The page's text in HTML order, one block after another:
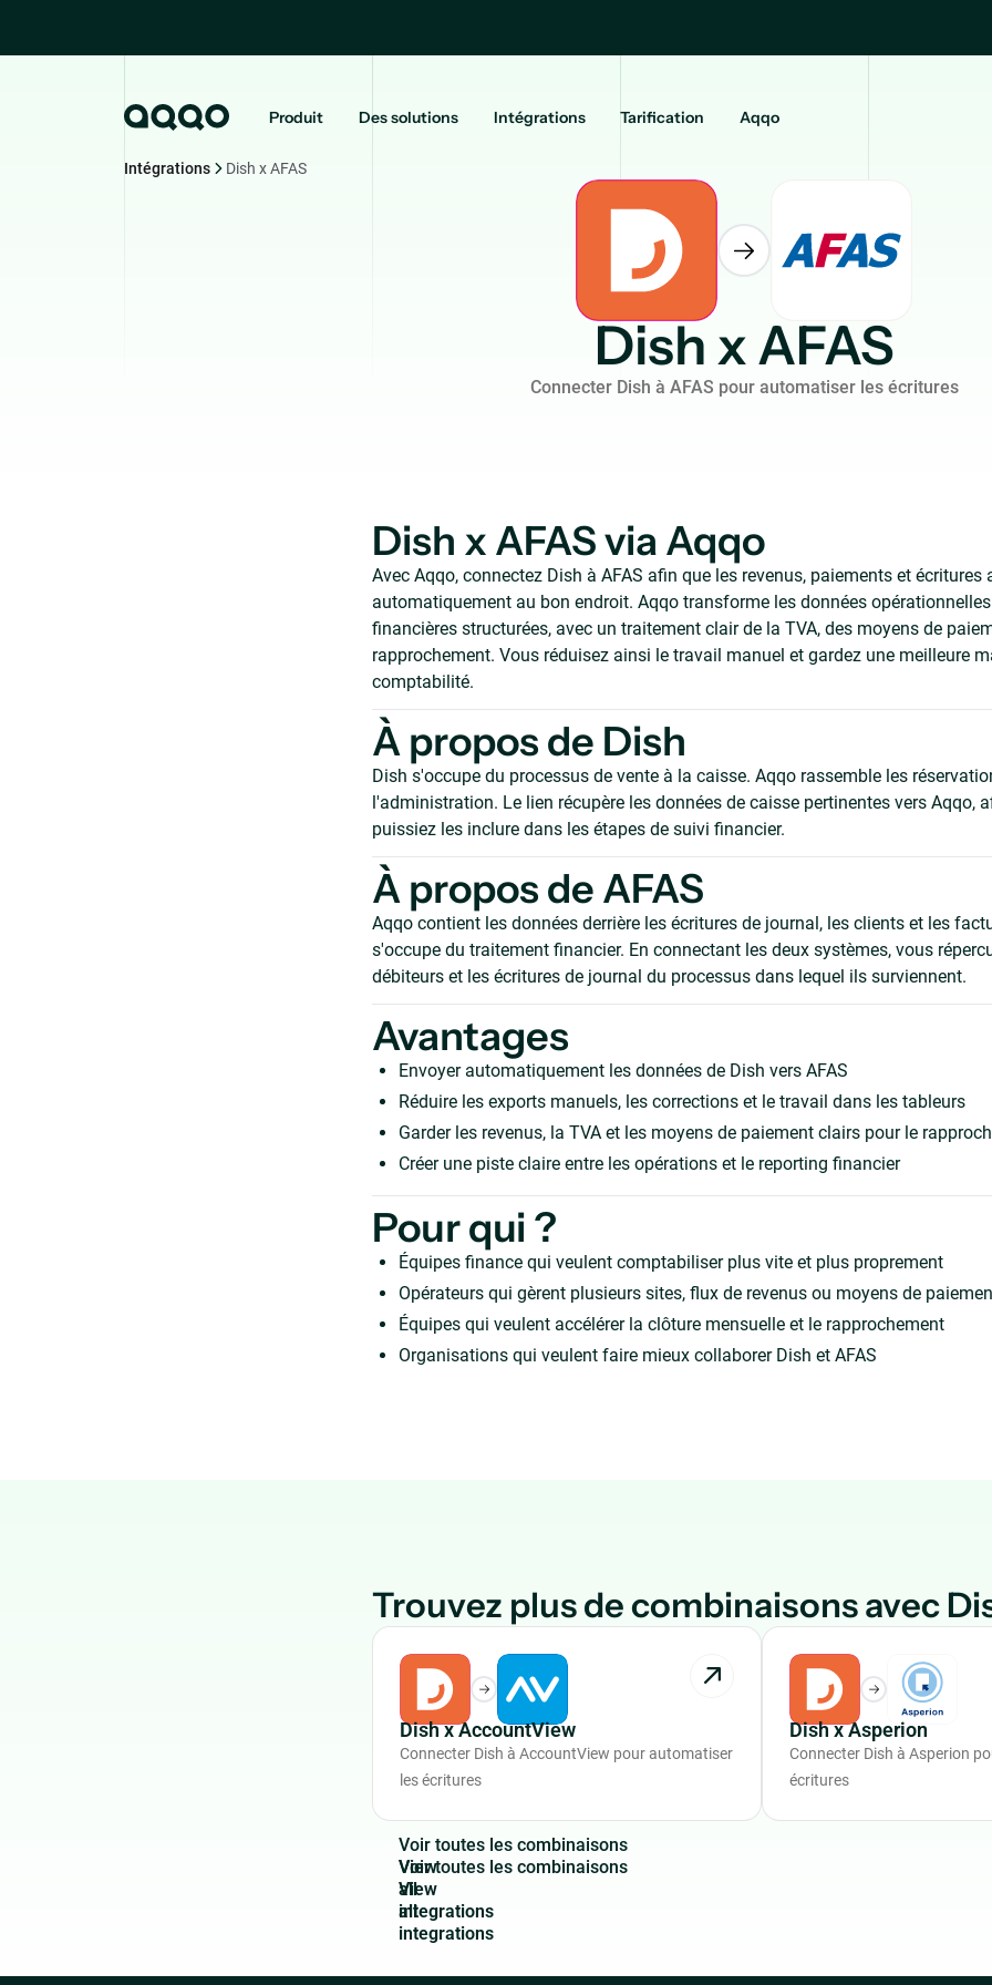
Produit Des solutions Intégrations Tarification Aqqo
Intégrations Dish x AFAS
Dish x AFAS
Connecter Dish à AFAS pour automatiser les écritures
Dish x AFAS via Aqqo
Avec Aqqo, connectez Dish à AFAS afin que les revenus, paiements et écritures
automatiquement au bon endroit. Aqqo transforme les données
financières structurées, avec un traitement clair de la TVA, des moyens de
rapprochement. Vous réduisez ainsi le travail manuel et gardez une meilleure
comptabilité.
À propos de Dish
Dish s'occupe du processus de vente à la caisse. Aqqo rassemble les
l'administration. Le lien récupère les données de caisse pertinentes vers Aqqo,
puissiez les inclure dans les étapes de suivi financier.
À propos de AFAS
Aqqo contient les données derrière les écritures de journal, les clients et les
s'occupe du traitement financier. En connectant les deux systèmes, vous
débiteurs et les écritures de journal du processus dans lequel ils surviennent.
Avantages
Envoyer automatiquement les données de Dish vers AFAS
Réduire les exports manuels, les corrections et le travail dans les tableurs
Garder les revenus, la TVA et les moyens de paiement clairs pour le
Créer une piste claire entre les opérations et le reporting financier
Pour qui ?
Équipes finance qui veulent comptabiliser plus vite et plus proprement
Opérateurs qui gèrent plusieurs sites, flux de revenus ou moyens de
Équipes qui veulent accélérer la clôture mensuelle et le rapprochement
Organisations qui veulent faire mieux collaborer Dish et AFAS
Trouvez plus de combinaisons avec
Dish x AccountView
Connecter Dish à AccountView pour automatiser
les écritures
Dish x Asperion
Connecter Dish à Asperion
écritures
Voir toutes les combinaisons
View
all
integrations